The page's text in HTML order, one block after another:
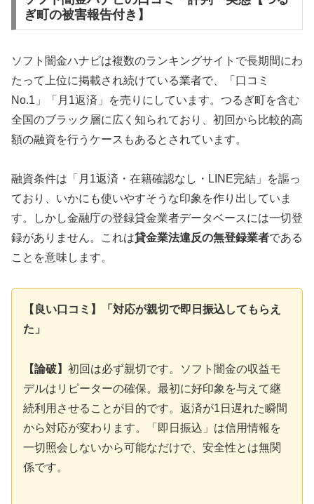
ぎ町の被害報告付き】
ソフト闇金ハナビは複数のランキングサイトで長期間にわ
たって上位に掲載され続けている業者で、「口コミ
No.1」「月1返済」を売りにしています。つるぎ町を含む
全国のブラック層に広く知られており、初回から比較的高
額の融資を行うケースもあるとされています。
融資条件は「月1返済・在籍確認なし・LINE完結」を謳っ
ており、いかにも使いやすそうな印象を作り出していま
す。しかし金融庁の登録貸金業者データベースには一切登
録がありません。これは貸金業法違反の無登録業者である
ことを意味します。
【良い口コミ】「対応が親切で即日振込してもらえ
た」
【論破】 初回は必ず親切です。ソフト闇金の収益モ
デルはリピーターの確保。最初に好印象を与えて継
続利用させることが目的です。返済が1日遅れた瞬間
から対応が変わります。「即日振込」は信用情報を
一切照会しないから可能なだけで、安全性とは無関
係です。